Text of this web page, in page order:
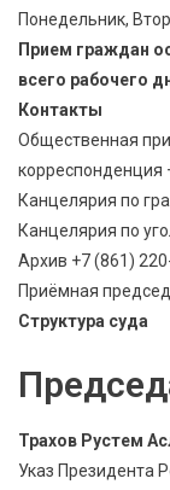
Понедельник,
Прием граждан
всего рабочего
Контакты
Общественная
корреспонденция
Канцелярия по
Канцелярия по
Архив +7 (861)
Приёмная
Структура суда
Трахов Рустем
Указ Президента